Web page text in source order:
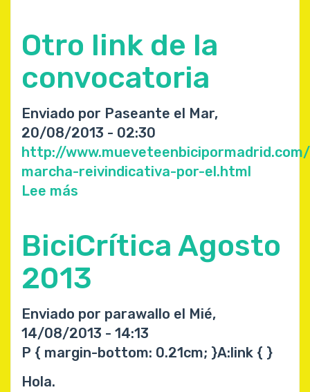
a
la
Bicicritica
2011
Otro link de la
convocatoria
Enviado por Paseante el Mar,
20/08/2013 - 02:30
http://
marcha-reivindicativa-por-el.html
Lee más
de
la
convocatoria
BiciCrítica Agosto
2013
Enviado por parawallo el Mié,
14/08/2013 - 14:13
P { margin-bottom: 0.21cm; }A:link { }
Hola.